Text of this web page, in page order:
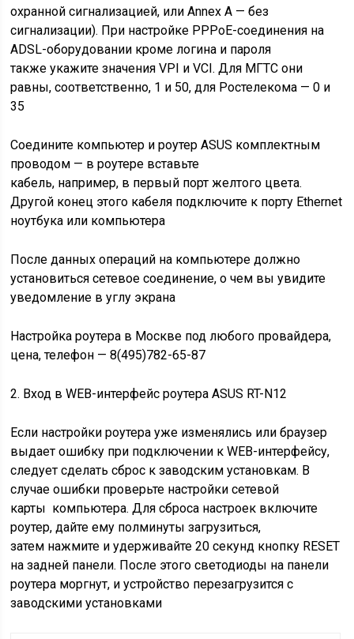
охранной сигнализацией, или Annex A — без
сигнализации). При настройке PPPoE-соединения на
ADSL-оборудовании кроме логина и пароля
также укажите значения VPI и VCI. Для МГТС они
равны, соответственно, 1 и 50, для Ростелекома — 0 и
35
Соедините компьютер и роутер ASUS комплектным
проводом — в роутере вставьте
кабель, например, в первый порт желтого цвета.
Другой конец этого кабеля подключите к порту Ethernet
ноутбука или компьютера
После данных операций на компьютере должно
установиться сетевое соединение, о чем вы увидите
уведомление в углу экрана
Настройка роутера в Москве под любого провайдера,
цена, телефон —8(495)782-65-87
2. Вход в WEB-интерфейс роутера ASUS RT-N12
Если настройки роутера уже изменялись или браузер
выдает ошибку при подключении к WEB-интерфейсу,
следует сделать сброс к заводским установкам. В
случае ошибки проверьте настройки сетевой
карты компьютера. Для сброса настроек включите
роутер, дайте ему полминуты загрузиться,
затем нажмите и удерживайте 20 секунд кнопку RESET
на задней панели. После этого светодиоды на панели
роутера моргнут, и устройство перезагрузится с
заводскими установками